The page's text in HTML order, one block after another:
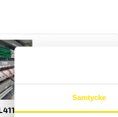
Samtycke
L412 & L461